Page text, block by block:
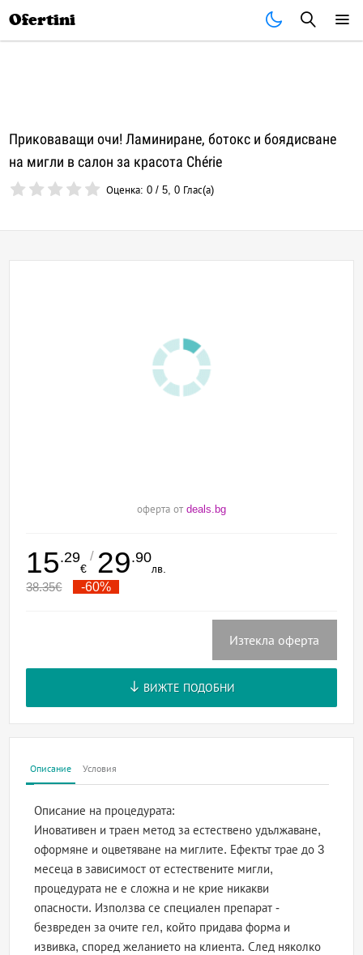
Ofertini
Приковаващи очи! Ламиниране, ботокс и боядисване
на мигли в салон за красота Chérie
Оценка:0 /5,0 Глас(а)
оферта от deals.bg
15.29
€
/ 29.90
лв.
38.35€ -60%
Изтекла оферта
ВИЖТЕ ПОДОБНИ
Описание Условия
Описание на процедурата:
Иновативен и траен метод за естествено удължаване,
оформяне и оцветяване на миглите. Ефектът трае до 3
месеца в зависимост от естествените мигли,
процедурата не е сложна и не крие никакви
опасности. Използва се специален препарат -
безвреден за очите гел, който придава форма и
извивка, според желанието на клиента. След няколко